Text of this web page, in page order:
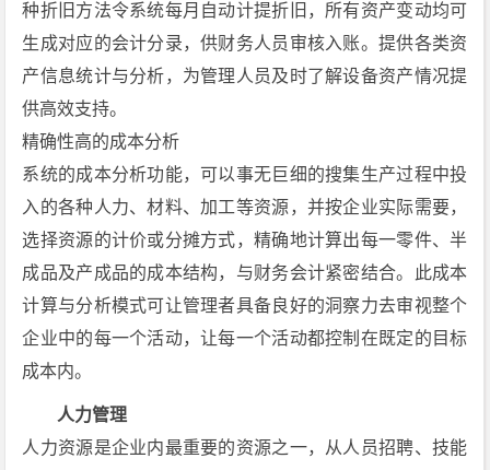
种折旧方法令系统每月自动计提折旧，所有资产变动均可
生成对应的会计分录，供财务人员审核入账。提供各类资
产信息统计与分析，为管理人员及时了解设备资产情况提
供高效支持。
精确性高的成本分析
系统的成本分析功能，可以事无巨细的搜集生产过程中投
入的各种人力、材料、加工等资源，并按企业实际需要，
选择资源的计价或分摊方式，精确地计算出每一零件、半
成品及产成品的成本结构，与财务会计紧密结合。此成本
计算与分析模式可让管理者具备良好的洞察力去审视整个
企业中的每一个活动，让每一个活动都控制在既定的目标
成本内。
人力管理
人力资源是企业内最重要的资源之一，从人员招聘、技能